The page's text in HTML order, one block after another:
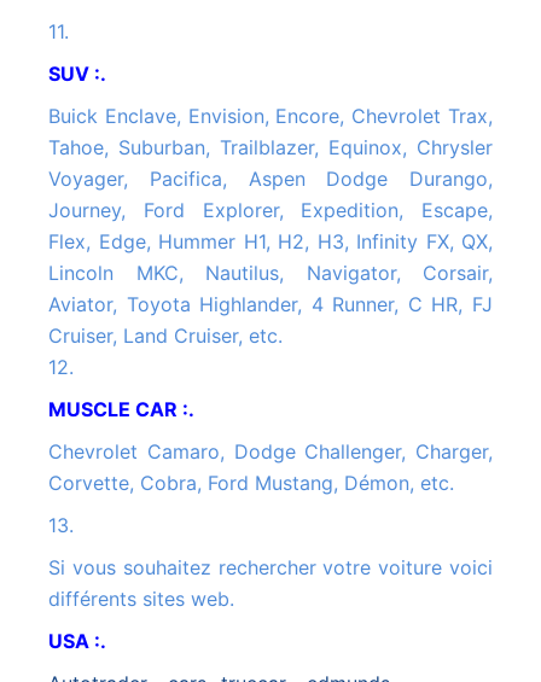
11.
SUV :.
Buick Enclave, Envision, Encore, Chevrolet Trax,
Tahoe, Suburban, Trailblazer, Equinox, Chrysler
Voyager, Pacifica, Aspen Dodge Durango,
Journey, Ford Explorer, Expedition, Escape,
Flex, Edge, Hummer H1, H2, H3, Infinity FX, QX,
Lincoln MKC, Nautilus, Navigator, Corsair,
Aviator, Toyota Highlander, 4 Runner, C HR, FJ
Cruiser, Land Cruiser, etc.
12.
MUSCLE CAR :.
Chevrolet Camaro, Dodge Challenger, Charger,
Corvette, Cobra, Ford Mustang, Démon, etc.
13.
Si vous souhaitez rechercher votre voiture voici
différents sites web.
USA :.